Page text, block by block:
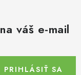
váš e-mail
PRIHLÁSIŤ SA